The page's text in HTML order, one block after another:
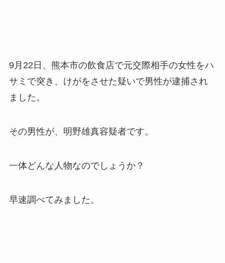
9月22日、熊本市の飲食店で元交際相手の女性をハ
サミで突き、けがをさせた疑いで男性が逮捕され
ました。
その男性が、明野雄真容疑者です。
一体どんな人物なのでしょうか？
早速調べてみました。